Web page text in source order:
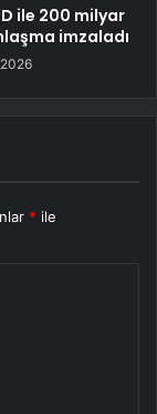
ile 200 milyar
imzaladı
* ile